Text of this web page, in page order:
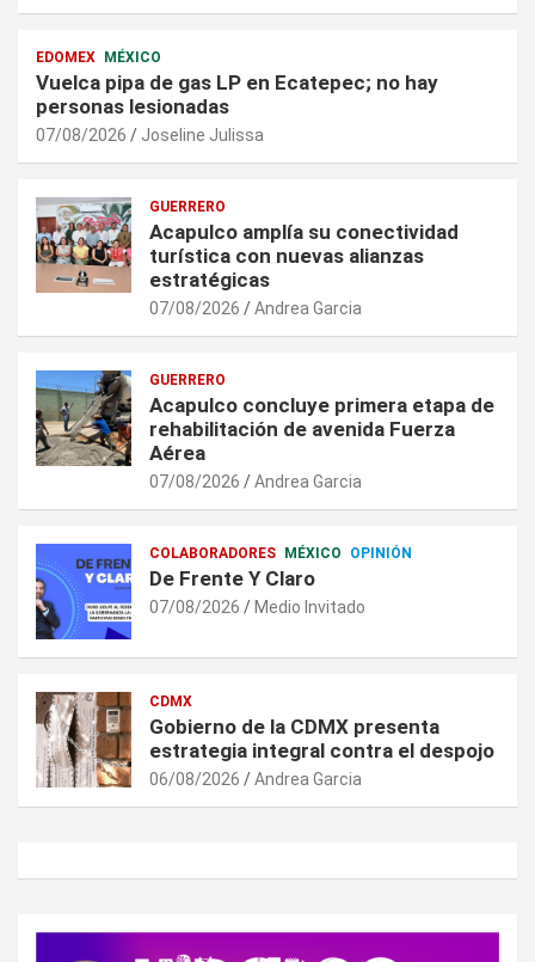
EDOMEX MÉXICO
Vuelca pipa de gas LP en Ecatepec; no hay
personas lesionadas
07/08/2026 Joseline Julissa
GUERRERO
Acapulco amplía su conectividad
turística con nuevas alianzas
estratégicas
07/08/2026 Andrea Garcia
GUERRERO
Acapulco concluye primera etapa de
rehabilitación de avenida Fuerza
Aérea
07/08/2026 Andrea Garcia
COLABORADORES MÉXICO OPINIÓN
De Frente Y Claro
07/08/2026 Medio Invitado
CDMX
Gobierno de la CDMX presenta
estrategia integral contra el despojo
06/08/2026 Andrea Garcia